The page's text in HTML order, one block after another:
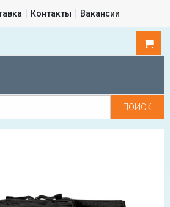
Контакты Вакансии